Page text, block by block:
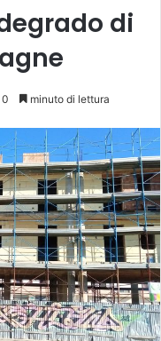
di
0 minuto di lettura